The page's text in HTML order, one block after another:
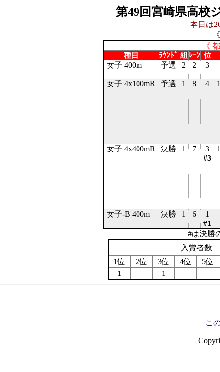
第49回宮崎県高校
本日は
《
種目 ﾗｳﾝﾄﾞ 組 ﾚｰﾝ 位
女子 400m 予選 2 2 3
女子 4x100mR 予選 1 8 4
女子 4x400mR 決勝 1 7
3
#3
女子-B 400m 決勝 1 6
1
#1
#は決勝
入賞者数
1位
2位 3位 4位
5位
1
1
こ